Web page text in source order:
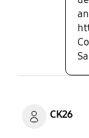
CK26